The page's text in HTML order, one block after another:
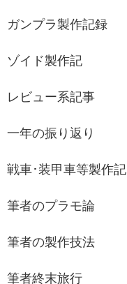
ガンプラ製作記録
ゾイド製作記
レビュー系記事
一年の振り返り
戦車･装甲車等製作記
筆者のプラモ論
筆者の製作技法
筆者終末旅行